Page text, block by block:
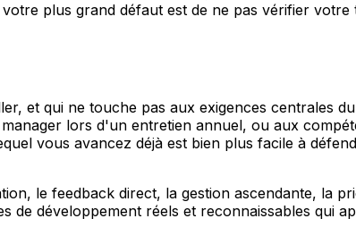
plus grand défaut est de ne pas vérifier votre
et qui ne touche pas aux exigences centrales
lors d'un entretien annuel, ou aux
vous avancez déjà est bien plus facile à
le feedback direct, la gestion ascendante, la
développement réels et reconnaissables qui